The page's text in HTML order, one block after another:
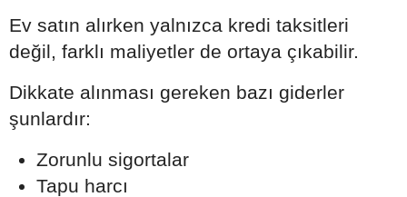
Ev satın alırken yalnızca kredi taksitleri
değil, farklı maliyetler de ortaya çıkabilir.
Dikkate alınması gereken bazı giderler
şunlardır:
Zorunlu sigortalar
Tapu harcı